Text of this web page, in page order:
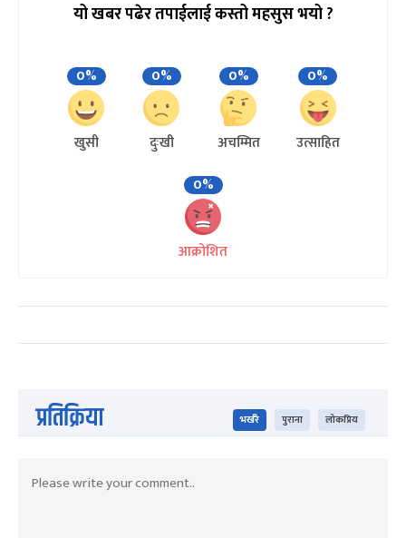
यो खबर पढेर तपाईलाई कस्तो महसुस भयो ?
0%
खुसी
0%
दुःखी
0%
अचम्मित
0%
उत्साहित
0%
आक्रोशित
प्रतिक्रिया भर्खरै पुराना लोकप्रिय